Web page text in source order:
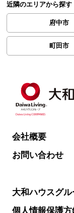
近隣のエリアから探す
府中市
町田市
会社概要
お問い合わせ
大和ハウスグル
個人情報保護方